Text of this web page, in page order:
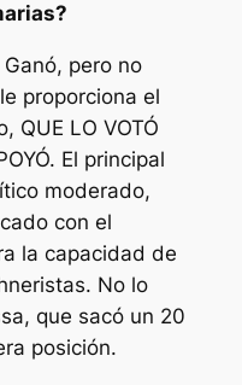
pero no
proporciona el
QUE LO VOTÓ
El principal
moderado,
con el
la capacidad de
No lo
que sacó un 20
posición.